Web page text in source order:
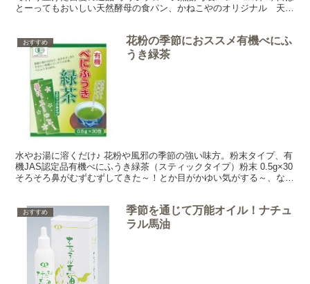
とーってもおいしい天然酵母の食パン、かねこやのオリジナル 天然
おすすめ
花粉の季節におススメ有機べにふ
うき緑茶
水やお湯に溶くだけ♪ 花粉や風邪の季節の強い味方。粉末タイプ、有
機JAS認定品有機べにふうき緑茶（スティックタイプ）粉末 0.5g×30
そろそろ鼻がむずむずしてきた～！とか目がかゆい気がする～、なん
おすすめ
季節を通じて万能オイル！ナチュ
ラル馬油